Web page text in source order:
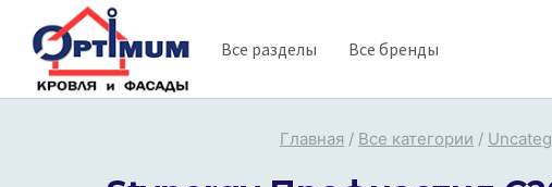
содержимому
Все разделы Все бренды
Главная / Все категории /